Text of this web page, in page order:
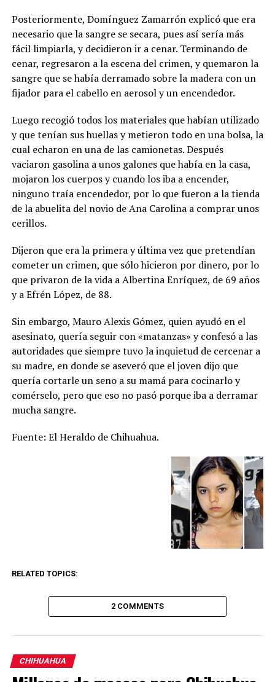
Posteriormente, Domínguez Zamarrón explicó que era
necesario que la sangre se secara, pues así sería más
fácil limpiarla, y decidieron ir a cenar. Terminando de
cenar, regresaron a la escena del crimen, y quemaron la
sangre que se había derramado sobre la madera con un
fijador para el cabello en aerosol y un encendedor.
Luego recogió todos los materiales que habían utilizado
y que tenían sus huellas y metieron todo en una bolsa, la
cual echaron en una de las camionetas. Después
vaciaron gasolina a unos galones que había en la casa,
mojaron los cuerpos y cuando los iba a encender,
ninguno traía encendedor, por lo que fueron a la tienda
de la abuelita del novio de Ana Carolina a comprar unos
cerillos.
Dijeron que era la primera y última vez que pretendían
cometer un crimen, que sólo hicieron por dinero, por lo
que privaron de la vida a Albertina Enríquez, de 69 años
y a Efrén López, de 88.
Sin embargo, Mauro Alexis Gómez, quien ayudó en el
asesinato, quería seguir con «matanzas» y confesó a las
autoridades que siempre tuvo la inquietud de cercenar a
su madre, en donde se aseveró que el joven dijo que
quería cortarle un seno a su mamá para cocinarlo y
comérselo, pero que eso no pasó porque iba a derramar
mucha sangre.
Fuente: El Heraldo de Chihuahua.
RELATED TOPICS:
2 COMMENTS
CHIHUAHUA